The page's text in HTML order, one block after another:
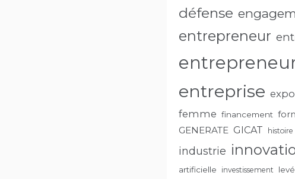
défense
entrepreneur
entreprise
femme financement
GENERATE GICAT histoire
industrie
artificielle
investissement